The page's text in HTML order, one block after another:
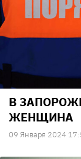
В
ЖЕНЩИНА
09 Января 2024